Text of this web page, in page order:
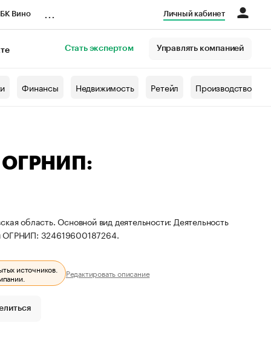
Вино Личный кабинет
Стать экспертом Управлять компанией
Финансы Недвижимость Ретейл Производство
ОГРНИП:
область. Основной вид деятельности: Деятельность
ОГРНИП: 324619600187264.
источников.
Редактировать описание